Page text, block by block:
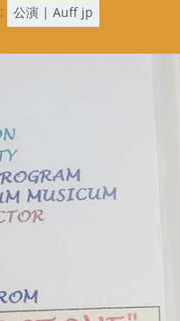
公演 | Auff jp